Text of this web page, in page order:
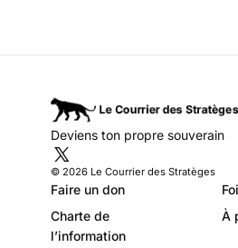
Deviens ton propre souverain
© 2026 Le Courrier des Stratèges
Faire un don
Charte de
l’information
À